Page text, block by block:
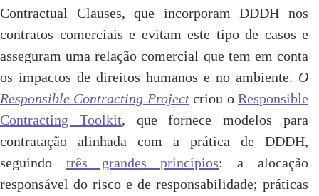
Contractual Clauses, que incorporam DDDH nos
contratos comerciais e evitam este tipo de casos e
asseguram uma relação comercial que tem em conta
os impactos de direitos humanos e no ambiente. O
Responsible Contracting Projectcriou oResponsible
Contracting Toolkit, que fornece modelos para
contratação alinhada com a prática de DDDH,
seguindo três grandes princípios: a alocação
responsável do risco e de responsabilidade; práticas